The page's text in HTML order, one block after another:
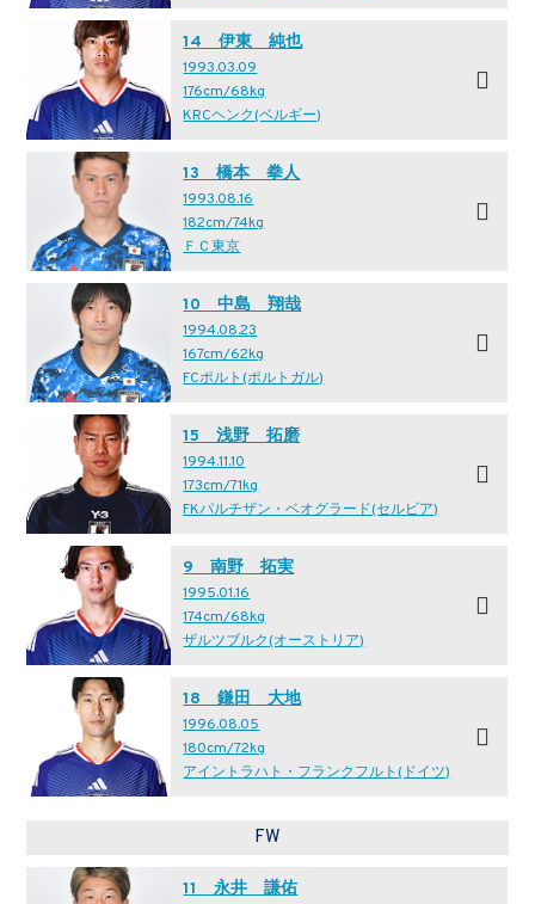
14 伊東 純也
1993.03.09
176cm/68kg
KRCヘンク(ベルギー)
13 橋本 拳人
1993.08.16
182cm/74kg
ＦＣ東京
10 中島 翔哉
1994.08.23
167cm/62kg
FCポルト(ポルトガル)
15 浅野 拓磨
1994.11.10
173cm/71kg
FKパルチザン・ベオグラード(セルビア)
9 南野 拓実
1995.01.16
174cm/68kg
ザルツブルク(オーストリア)
18 鎌田 大地
1996.08.05
180cm/72kg
アイントラハト・フランクフルト(ドイツ)
FW
11 永井 謙佑